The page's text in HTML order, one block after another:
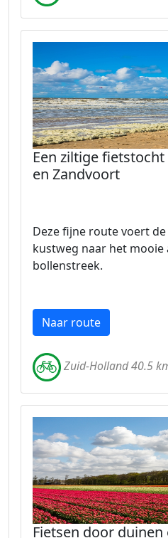
Een ziltige
en Zandvoort
Deze fijne route voert
kustweg naar het mooie
bollenstreek.
Naar route
Zuid-Holland 40.5
Fietsen door